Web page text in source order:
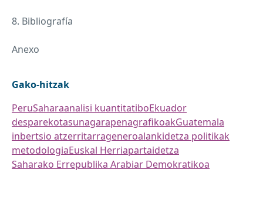
8. Bibliografía
Anexo
Gako-hitzak
PeruSaharaanalisi kuantitatiboEkuador
desparekotasunagarapenagrafikoakGuatemala
inbertsio atzerritarrageneroalankidetza politikak
metodologiaEuskal Herriapartaidetza
Saharako Errepublika Arabiar Demokratikoa